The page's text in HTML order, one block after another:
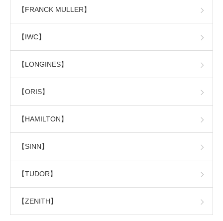
【FRANCK MULLER】
【IWC】
【LONGINES】
【ORIS】
【HAMILTON】
【SINN】
【TUDOR】
【ZENITH】